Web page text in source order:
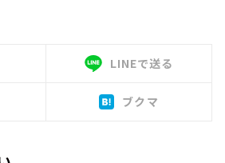
LINEで送る
ブクマ